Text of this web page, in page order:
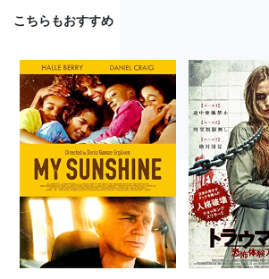
こちらもおすすめ